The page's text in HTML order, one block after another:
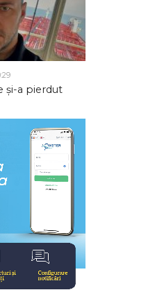
și-a pierdut